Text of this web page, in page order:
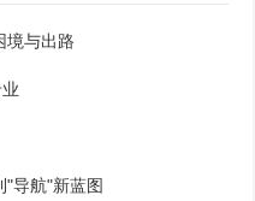
境与出路
"导航"新蓝图